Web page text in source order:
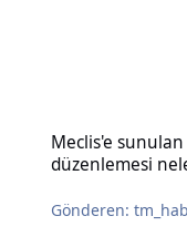
Meclis'e sunulan
düzenlemesi
Gönderen: